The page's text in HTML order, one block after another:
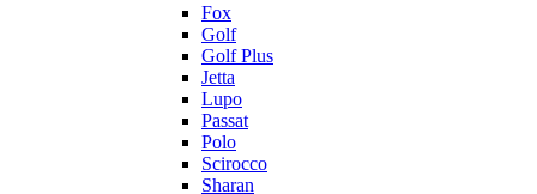
Fox
Golf
Golf Plus
Jetta
Lupo
Passat
Polo
Scirocco
Sharan